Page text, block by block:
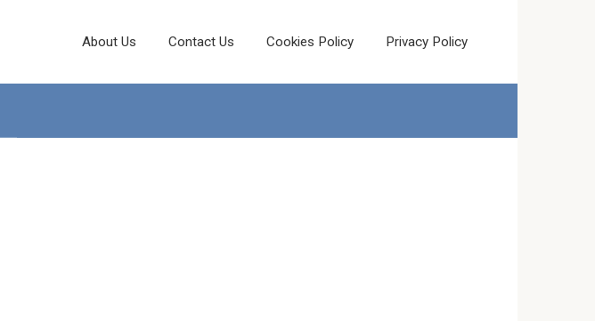
About Us Contact Us Cookies Policy Privacy Policy